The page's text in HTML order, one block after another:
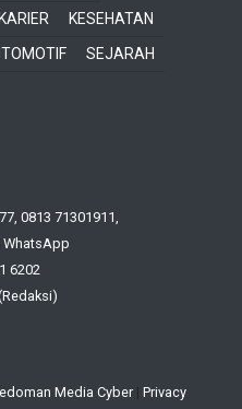
KARIER
KESEHATAN
SEJARAH
0813 71301911,
WhatsApp
6202
Media Cyber Privacy